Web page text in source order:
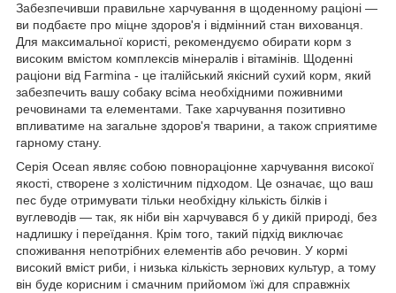
Забезпечивши правильне харчування в щоденному раціоні —
ви подбаєте про міцне здоров'я і відмінний стан вихованця.
Для максимальної користі, рекомендуємо обирати корм з
високим вмістом комплексів мінералів і вітамінів. Щоденні
раціони від Farmina - це італійський якісний сухий корм, який
забезпечить вашу собаку всіма необхідними поживними
речовинами та елементами. Таке харчування позитивно
впливатиме на загальне здоров'я тварини, а також сприятиме
гарному стану.
Серія Ocean являє собою повнораціонне харчування високої
якості, створене з холістичним підходом. Це означає, що ваш
пес буде отримувати тільки необхідну кількість білків і
вуглеводів — так, як ніби він харчувався б у дикій природі, без
надлишку і переїдання. Крім того, такий підхід виключає
споживання непотрібних елементів або речовин. У кормі
високий вміст риби, і низька кількість зернових культур, а тому
він буде корисним і смачним прийомом їжі для справжніх